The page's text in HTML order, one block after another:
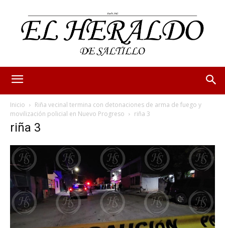
Inicio
Riña vecinal termina con detonaciones de arma de fuego y
movilización policial en Nuevo Progreso
riña 3
riña 3